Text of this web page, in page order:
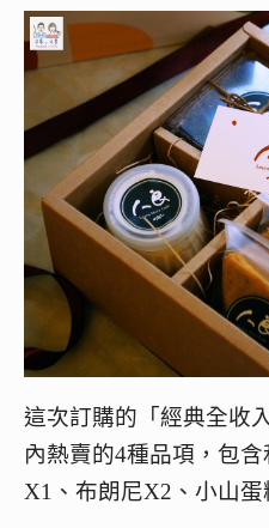
這次訂購的「經典全收
內熱賣的4種品項，包
X1、布朗尼X2、小山蛋